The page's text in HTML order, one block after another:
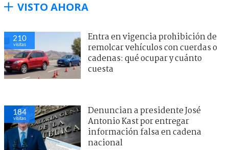
VISTO AHORA
210
visitas
Entra en vigencia prohibición de
remolcar vehículos con cuerdas o
cadenas: qué ocupar y cuánto
cuesta
184
visitas
Denuncian a presidente José
Antonio Kast por entregar
información falsa en cadena
nacional